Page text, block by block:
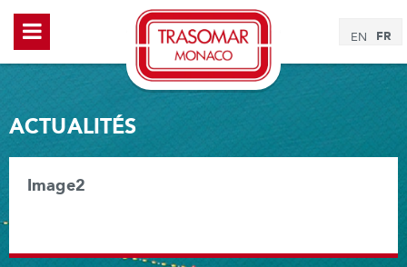
EN FR
ACTUALITÉS
Image2